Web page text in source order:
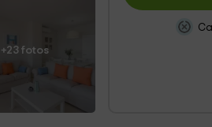
+23 fotos